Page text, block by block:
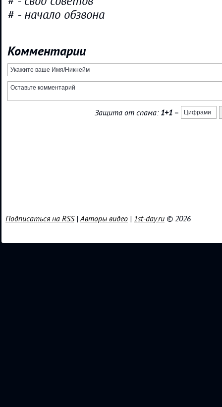
# - начало обзвона
Комментарии
Защита от спама: 1+1 =
Подписаться на RSS|Авторы видео | 1st-day.ru © 2026